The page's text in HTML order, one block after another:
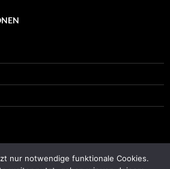
nur notwendige funktionale Cookies.